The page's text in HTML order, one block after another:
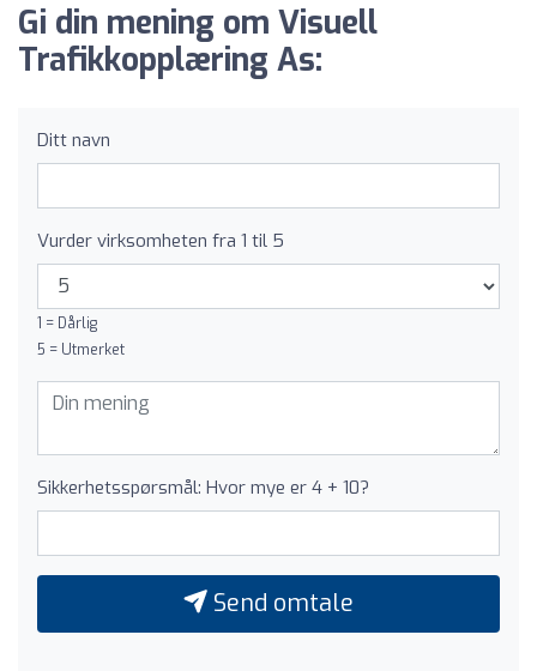
Gi din mening om Visuell
Trafikkopplæring As:
Ditt navn
Vurder virksomheten fra 1 til 5
1 = Dårlig
5 = Utmerket
Sikkerhetsspørsmål: Hvor mye er 4 + 10?
Send omtale